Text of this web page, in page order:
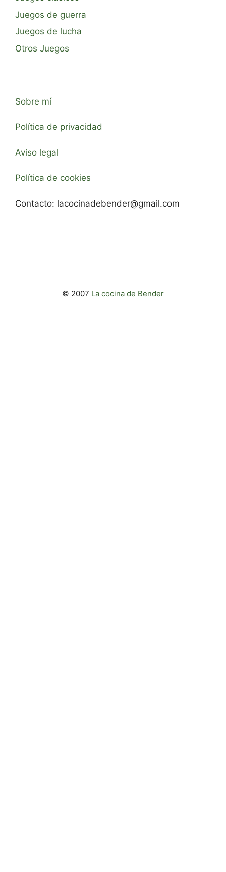
Juegos de guerra
Juegos de lucha
Otros Juegos
Sobre mí
Política de privacidad
Aviso legal
Política de cookies
Contacto: lacocinadebender@gmail.com
© 2007 La cocina de Bender